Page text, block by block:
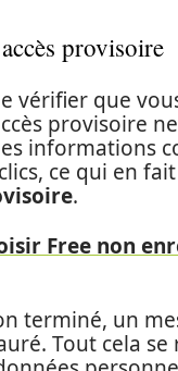
provisoire
vérifier que
provisoire
informations
ce qui en
.
Free non
terminé, un
Tout cela